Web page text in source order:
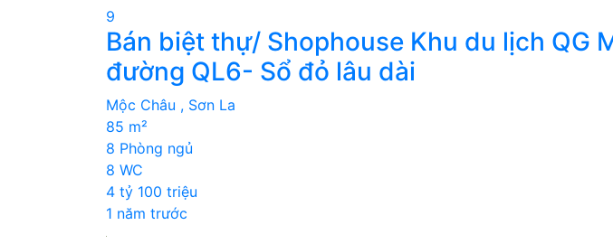
9
Bán biệt thự/ Shophouse Khu du lịch QG
đường QL6- Sổ đỏ lâu dài
Mộc Châu , Sơn La
85 m²
8 Phòng ngủ
8 WC
4 tỷ 100 triệu
1 năm trước